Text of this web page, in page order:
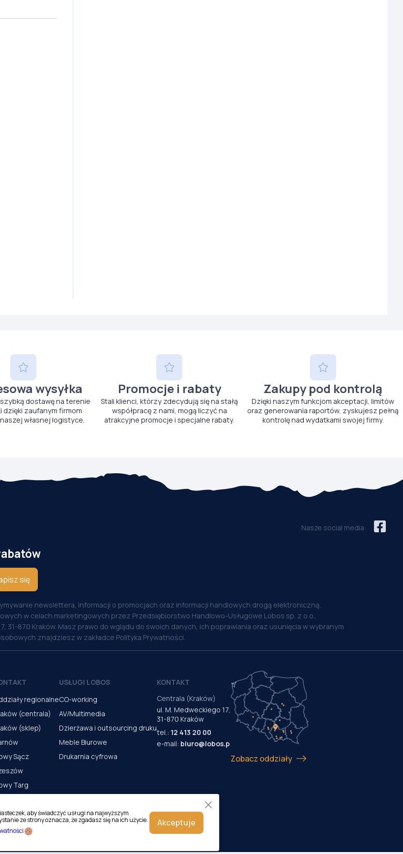
wysyłka
dostawę na terenie
dzięki zaufanym firmom
własnej logistyce.
Promocje i rabaty
Stali klienci, którzy zdecydują się na stałą
współpracę z nami, mogą liczyć na
atrakcyjne promocje i specjalne rabaty.
Zakupy pod kontrolą
Dzięki naszym funkcjom akceptacji, limitów
oraz generowania raportów, zyskujesz pełną
kontrolę nad wydatkami swojej firmy.
Nasze social media:
się
newslettera, informacji o promocjach oraz informacji handlowych drogą elektroniczną.
w celach marketingowych przez Przedsiębiorstwo Handlowo-Usługowe Lobos sp. z o.o.,
31-870 Kraków. Masz prawo do wglądu do swoich danych, ich poprawiania oraz usunięcia w wybranym
znajdziesz w zakładce Polityka Prywatności.
regionalne
(centrala)
(sklep)
Sącz
Targ
Kraków
USŁUGI LOBOS
CO-working
AV/Multimedia
Dzierżawa i outsourcing druku
Meble Biurowe
Drukarnia cyfrowa
KONTAKT
Centrala (Kraków)
ul. M. Medweckiego 17,
31-870 Kraków
tel.: 12 413 20 00
e-mail: biuro@lobos.pl
Zobacz oddziały
aby świadczyć usługi na najwyższym
ze strony oznacza, że zgadasz się na ich użycie.
Akceptuje